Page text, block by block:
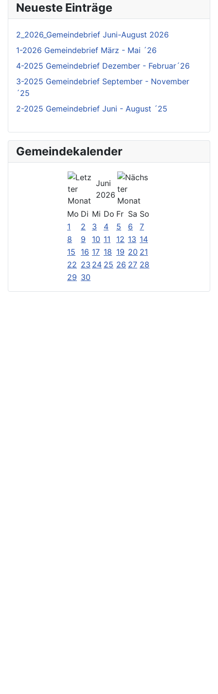
Neueste Einträge
2_2026_Gemeindebrief Juni-August 2026
1-2026 Gemeindebrief März - Mai ´26
4-2025 Gemeindebrief Dezember - Februar´26
3-2025 Gemeindebrief September - November
´25
2-2025 Gemeindebrief Juni - August ´25
Gemeindekalender
Juni
2026
Mo Di Mi Do Fr Sa So
1
2 3 4 5 6
7
8
9 10 11 12 13 14
15
16 17 18 19 20 21
22 23 24 25 26 27 28
29 30